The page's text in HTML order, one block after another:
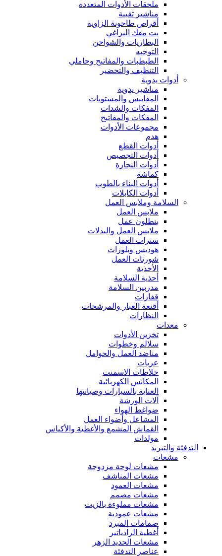
ملحقات الأدوات المتعددة
مناشير ثقبية
أقراص طاحونة الزاوية
بت مفك البراغي
البطاريات والشواحن
التوجيه
الطبطبات والمفاتيح وحاملي
التنظيف والتحضير
أدوات يدوية
مناشير يدوية
المقاييس والمستويات
المفكات والشدات
المفكات والمفاتيح
مجموعات الأدوات
هدم
أدوات القطع
أدوات التجصيص
أدوات النجارة
كماشة
أدوات البناء بالطوب
أدوات الكابلات
السلامة وملابس العمل
ملابس العمل
بنطلون عمل
ملابس العمل والبدلات
سترات العمل
هوديس وبلوزات
شورتات العمل
الأحذية
أحذية السلامة
مدربين السلامة
قفازات
أقنعة الغبار والمرشحات
النظارات
معدات
تخزين الأدوات
سلالم وخطوات
مناضد العمل والحوامل
عربات
خلاطات الاسمنت
المكانس الكهربائية
العناية بالسيارات وصيانتها
آلات الورشة
ضواغط الهواء
المشاعل وأضواء العمل
القماش المشمع والأغطية والأكياس
مولدات
التدفئة والتبريد
مشعات
مشعات لوحة مزدوجة
مشعات المناشف
مشعات العمود
مشعات مصمم
مشعات مملوءة بالزيت
مشعات عمودية
صمامات المبرد
أغطية الرادياتير
مشعات الحديد الزهر
عناصر التدفئة